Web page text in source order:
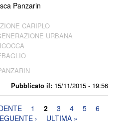
Pubblicato il: 15/11/2015 - 19:56
Panzarin
CARIPLO
URBANA
1 2 3 4 5
6
› ULTIMA »